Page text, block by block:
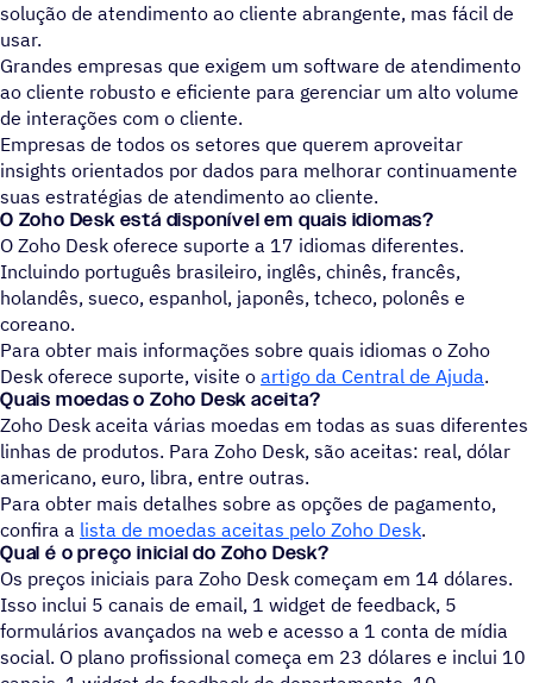
solução de atendimento ao cliente abrangente, mas fácil de
usar.
Grandes empresas que exigem um software de atendimento
ao cliente robusto e eficiente para gerenciar um alto volume
de interações com o cliente.
Empresas de todos os setores que querem aproveitar
insights orientados por dados para melhorar continuamente
suas estratégias de atendimento ao cliente.
O Zoho Desk está disponível em quais idiomas?
O Zoho Desk oferece suporte a 17 idiomas diferentes.
Incluindo português brasileiro, inglês, chinês, francês,
holandês, sueco, espanhol, japonês, tcheco, polonês e
coreano.
Para obter mais informações sobre quais idiomas o Zoho
Desk oferece suporte, visite o artigo da Central de Ajuda.
Quais moedas o Zoho Desk aceita?
Zoho Desk aceita várias moedas em todas as suas diferentes
linhas de produtos. Para Zoho Desk, são aceitas: real, dólar
americano, euro, libra, entre outras.
Para obter mais detalhes sobre as opções de pagamento,
confira a lista de moedas aceitas pelo Zoho Desk.
Qual é o preço inicial do Zoho Desk?
Os preços iniciais para Zoho Desk começam em 14 dólares.
Isso inclui 5 canais de email, 1 widget de feedback, 5
formulários avançados na web e acesso a 1 conta de mídia
social. O plano profissional começa em 23 dólares e inclui 10